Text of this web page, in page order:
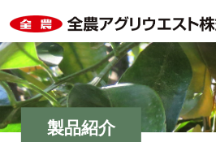
製品紹介